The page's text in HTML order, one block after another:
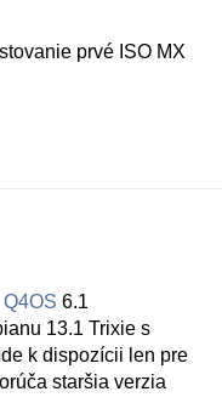
prvé ISO MX
Q4OS 6.1
13.1 Trixie s
k dispozícii len pre
staršia verzia